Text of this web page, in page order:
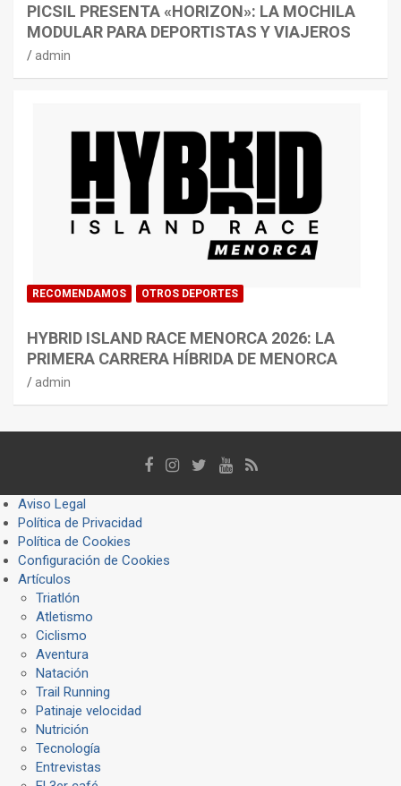
PICSIL PRESENTA «HORIZON»: LA MOCHILA
MODULAR PARA DEPORTISTAS Y VIAJEROS
admin
RECOMENDAMOS OTROS DEPORTES
HYBRID ISLAND RACE MENORCA 2026: LA
PRIMERA CARRERA HÍBRIDA DE MENORCA
admin
Aviso Legal
Política de Privacidad
Política de Cookies
Configuración de Cookies
Artículos
Triatlón
Atletismo
Ciclismo
Aventura
Natación
Trail Running
Patinaje velocidad
Nutrición
Tecnología
Entrevistas